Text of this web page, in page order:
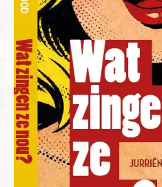
English
Contact
Cookiebeleid (EU)